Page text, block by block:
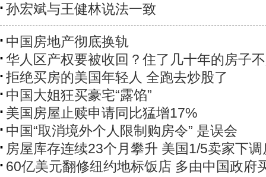
孙宏斌与王健林说法一致
中国房地产彻底换轨
华人区产权要被收回？住了几十年的房子
拒绝买房的美国年轻人 全跑去炒股了
中国大姐狂买豪宅“露馅”
美国房屋止赎申请同比猛增17%
中国“取消境外个人限制购房令” 是误会
房屋库存连续23个月攀升 美国1/5卖家下调
60亿美元翻修纽约地标饭店 多由中国政府